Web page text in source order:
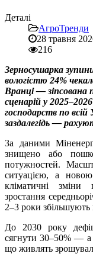
Деталі
АгроТренди
28 травня
216
Зерносушарка
вологістю 24%
Вранці — зіпсована
сценарій у
господарств по всій
заздалегідь —
За даними
знищено або
потужностей.
ситуацією, а новою
кліматичні зміни
зростання
2–3 роки збільшують
До 2030 року
сягнути 30–50% —
що живлять